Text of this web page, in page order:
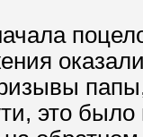
это